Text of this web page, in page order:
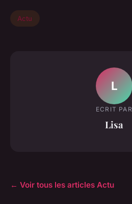
Actu
L
ECRIT PAR
Lisa
← Voir tous les articles Actu